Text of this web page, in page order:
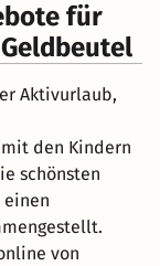
für
Aktivurlaub,
den Kindern
schönsten
einen
von